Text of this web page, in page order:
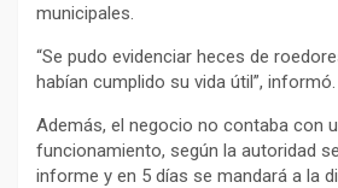
municipales.
“Se pudo evidenciar heces de
habían cumplido su vida útil”, informó.
Además, el negocio no contaba con
funcionamiento, según la autoridad
informe y en 5 días se mandará a la